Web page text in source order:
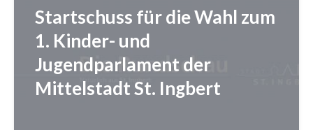
Startschuss für die Wahl zum
1. Kinder- und
Jugendparlament der
Mittelstadt St. Ingbert